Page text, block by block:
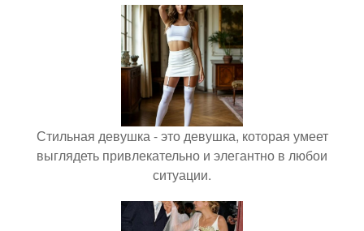
Стильная девушка - это девушка, которая умеет
выглядеть привлекательно и элегантно в любои
ситуации.